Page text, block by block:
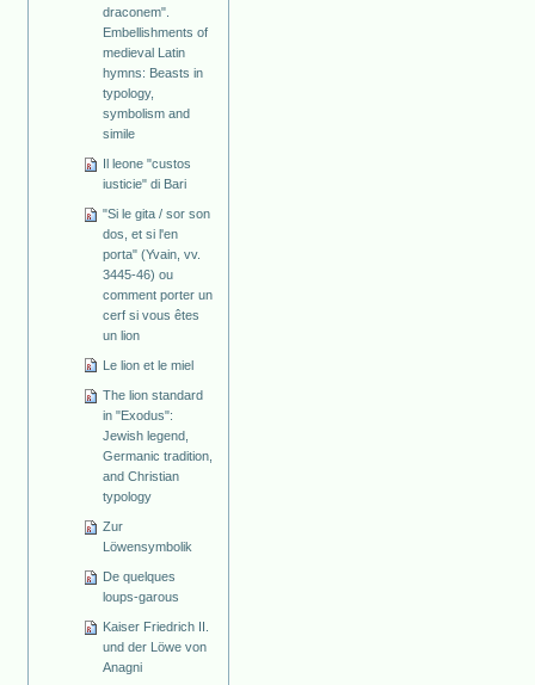
draconem".
Embellishments of
medieval Latin
hymns: Beasts in
typology,
symbolism and
simile
Il leone "custos
iusticie" di Bari
"Si le gita / sor son
dos, et si l'en
porta" (Yvain, vv.
3445-46) ou
comment porter un
cerf si vous êtes
un lion
Le lion et le miel
The lion standard
in "Exodus":
Jewish legend,
Germanic tradition,
and Christian
typology
Zur
Löwensymbolik
De quelques
loups-garous
Kaiser Friedrich II.
und der Löwe von
Anagni